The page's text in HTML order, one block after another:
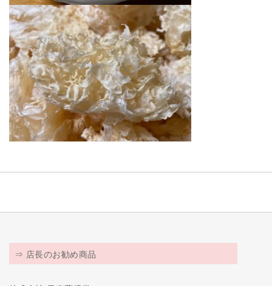
⇒ 店長のお勧め商品